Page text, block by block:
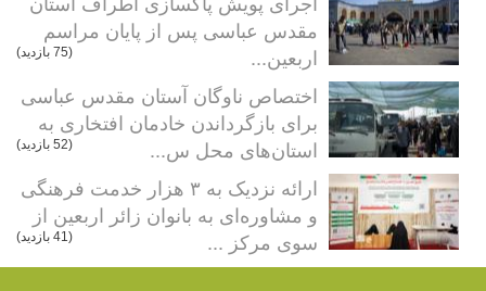
مقدس عباسی پس از پایان مراسم
اربعین...
(75 بازدید)
اختصاص ناوگان آستان مقدس عباسی
برای بازگرداندن خادمان افتخاری به
استان‌های محل س...
(52 بازدید)
ارائه نزدیک به ۳ هزار خدمت فرهنگی
و مشاوره‌ای به بانوان زائر اربعین از
سوی مرکز ...
(41 بازدید)